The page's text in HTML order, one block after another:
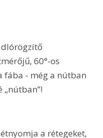
60°-os
fába - még a nútban
„nútban”!